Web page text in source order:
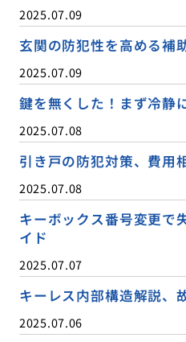
2025.07.09
玄関の防犯性を高める補
2025.07.09
鍵を無くした！まず冷静
2025.07.08
引き戸の防犯対策、費用
2025.07.08
キーボックス番号変更で
イド
2025.07.07
キーレス内部構造解説、
2025.07.06